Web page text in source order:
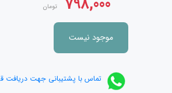
تومان
موجود نیست
تماس با پشتیبانی جهت دریافت